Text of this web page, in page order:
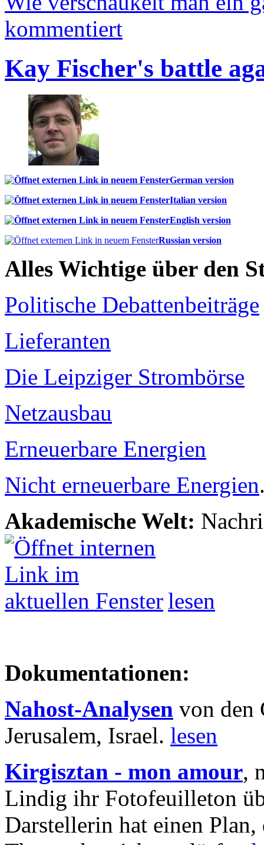
kommentiert
Kay Fischer's battle
German version
Italian version
English version
Russian version
Alles Wichtige über den
Politische Debattenbeiträge
Lieferanten
Die Leipziger Strombörse
Netzausbau
Erneuerbare Energien
Nicht erneuerbare Energien
Akademische Welt:
lesen
Dokumentationen:
Nahost-Analysen von den
Jerusalem, Israel. lesen
Kirgisztan - mon amour,
Lindig ihr Fotofeuilleton
Darstellerin hat einen Plan,